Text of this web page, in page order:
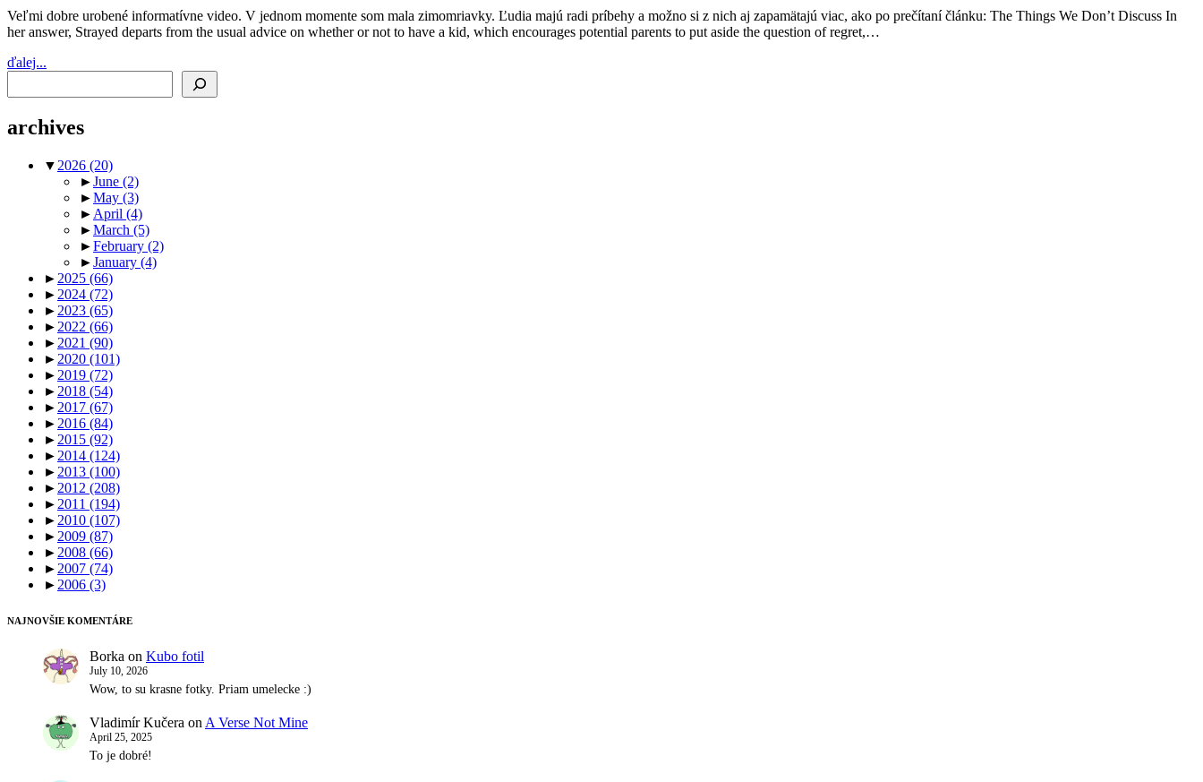
Veľmi dobre urobené informatívne video. V jednom momente som mala zimomriavky. Ľudia majú radi príbehy a možno si z nich aj zapamätajú viac, ako po prečítaní článku: The Things We Don’t Discuss In
her answer, Strayed departs from the usual advice on whether or not to have a kid, which encourages potential parents to put aside the question of regret,…
ďalej...
archives
▼ 2026 (20)
►June (2)
►May (3)
► April (4)
►March (5)
►February (2)
►January (4)
► 2025 (66)
► 2024 (72)
► 2023 (65)
► 2022 (66)
► 2021 (90)
► 2020 (101)
► 2019 (72)
► 2018 (54)
► 2017 (67)
► 2016 (84)
► 2015 (92)
► 2014 (124)
► 2013 (100)
► 2012 (208)
► 2011 (194)
► 2010 (107)
► 2009 (87)
► 2008 (66)
► 2007 (74)
► 2006 (3)
NAJNOVŠIE KOMENTÁRE
Borka on Kubo fotil
July 10, 2026
Wow, to su krasne fotky. Priam umelecke :)
Vladimír Kučera on A Verse Not Mine
April 25, 2025
To je dobré!